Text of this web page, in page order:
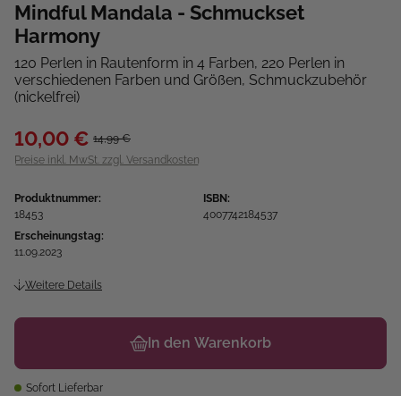
Mindful Mandala - Schmuckset
Harmony
120 Perlen in Rautenform in 4 Farben, 220 Perlen in
verschiedenen Farben und Größen, Schmuckzubehör
(nickelfrei)
10,00 € 14,99 €
Preise inkl. MwSt. zzgl. Versandkosten
Produktnummer:
18453
ISBN:
4007742184537
Erscheinungstag:
11.09.2023
Weitere Details
In den Warenkorb
Sofort Lieferbar